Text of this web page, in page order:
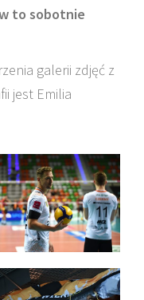
to sobotnie
galerii zdjęć z
jest Emilia